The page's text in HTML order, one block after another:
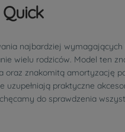
najbardziej
wielu rodziców. Model ten
znakomitą amortyzację
praktyczne
do sprawdzenia